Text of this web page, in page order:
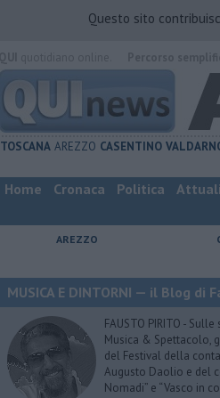
Questo sito
TOSCANA AREZZO CASENTINO
Home Cronaca Politica
AREZZO
MUSICA E DINTORNI — il Blog di
FAUSTO PIRITO -
Musica & Spettacolo,
del Festival della
Augusto Daolio e del
Nomadi” e “Vasco in